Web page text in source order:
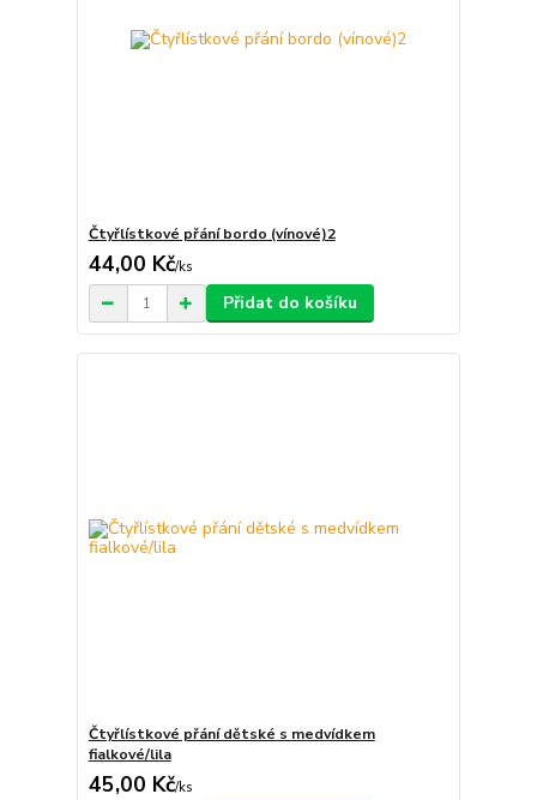
Čtyřlístkové přání bordo (vínové)2
44,00 Kč/ks
Přidat do košíku
Čtyřlístkové přání dětské s medvídkem
fialkové/lila
45,00 Kč/ks